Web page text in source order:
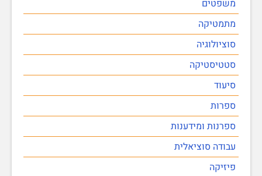
משפטים
מתמטיקה
סוציולוגיה
סטטיסטיקה
סיעוד
ספרות
ספרנות ומידענות
עבודה סוציאלית
פיזיקה